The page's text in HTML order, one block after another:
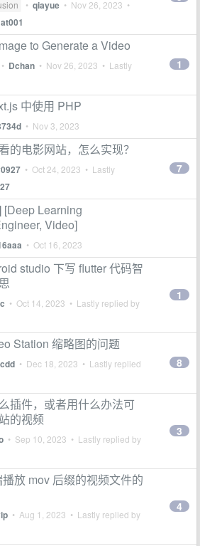
• qiayue • Nov 26, 2023 •
to Generate a Video
• Dchan • Nov 26, 2023 • Lastly
1
中使用 PHP
• Nov 3, 2023
的电影网站，怎么实现？
• Oct 24, 2023 • Lastly
7
[Deep Learning
Video]
• Oct 16, 2023
studio 下写 flutter 代码智
• Oct 14, 2023 • Lastly replied by
1
Station 缩略图的问题
• Dec 18, 2023 • Lastly replied
8
插件，或者用什么办法可
的视频
• Sep 10, 2023 • Lastly replied by
3
放 mov 后缀的视频文件的
• Aug 1, 2023 • Lastly replied by
4